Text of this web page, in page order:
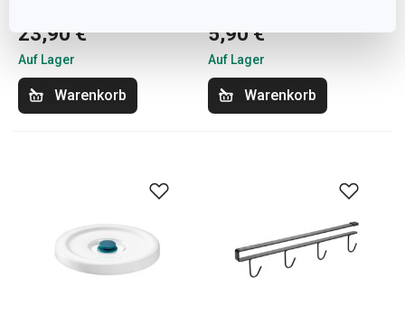
23,90 €
Auf Lager
Warenkorb
5,90 €
Auf Lager
Warenkorb